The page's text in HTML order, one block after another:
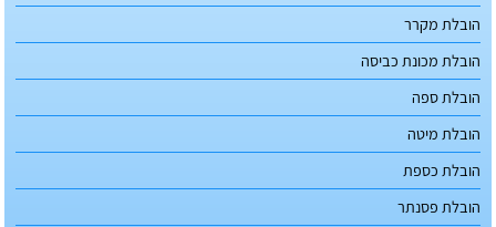
הובלת מקרר
הובלת מכונת כביסה
הובלת ספה
הובלת מיטה
הובלת כספת
הובלת פסנתר